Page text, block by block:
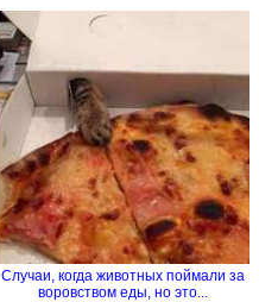
Случаи, когда животных поймали за
воровством еды, но это...